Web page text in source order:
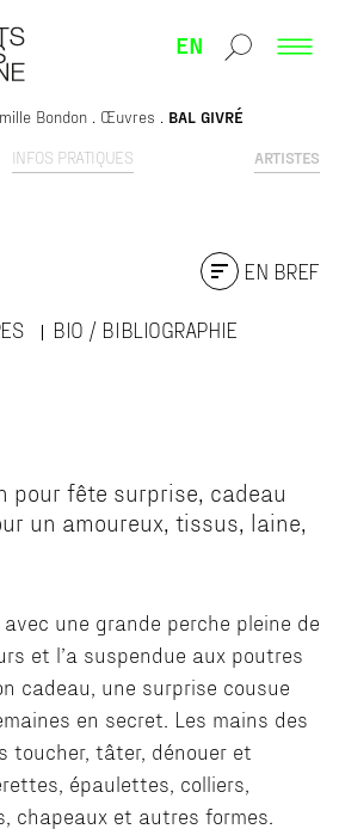
EN
INFOS PRATIQUES ARTISTES
Bondon Œuvres BAL GIVRÉ
BIO / BIBLIOGRAPHIE
EN BREF
pour fête surprise, cadeau
un amoureux, tissus, laine,
une grande perche pleine de
et l’a suspendue aux poutres
cadeau, une surprise cousue
en secret. Les mains des
toucher, tâter, dénouer et
épaulettes, colliers,
chapeaux et autres formes.